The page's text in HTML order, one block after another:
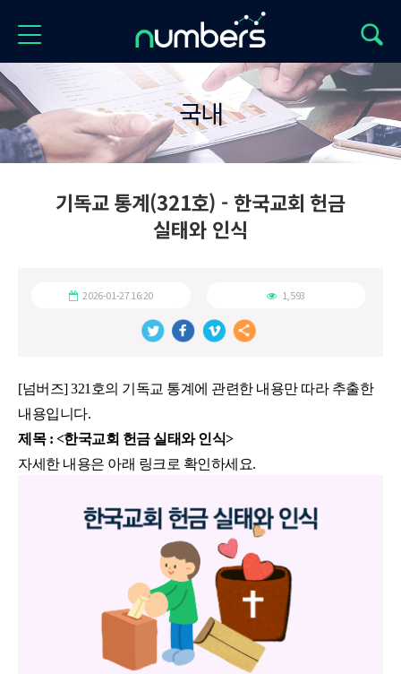
국내
기독교 통계(321호) - 한국교회 헌금
실태와 인식
2026-01-27 16:20 1,593
[넘버즈] 321호의 기독교 통계에 관련한 내용만 따라 추출한
내용입니다.
제목 : <한국교회 헌금 실태와 인식>
자세한 내용은 아래 링크로 확인하세요.